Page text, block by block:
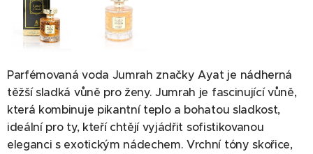
Parfémovaná voda Jumrah značky Ayat je nádherná
těžší sladká vůně pro ženy. Jumrah je fascinující vůně,
která kombinuje pikantní teplo a bohatou sladkost,
ideální pro ty, kteří chtějí vyjádřit sofistikovanou
eleganci s exotickým nádechem. Vrchní tóny skořice,